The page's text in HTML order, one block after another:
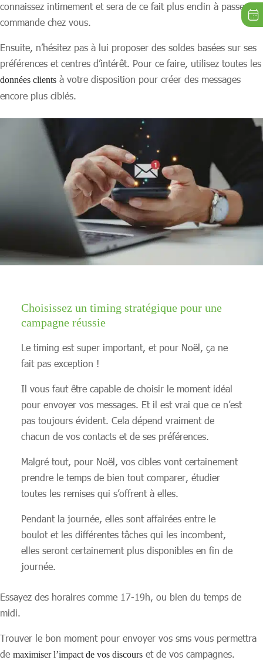
connaissez intimement et sera de ce fait plus enclin à passer
commande chez vous.
Ensuite, n’hésitez pas à lui proposer des soldes basées sur ses
préférences et centres d’intérêt. Pour ce faire, utilisez toutes les
données clients à votre disposition pour créer des messages
encore plus ciblés.
Choisissez un timing stratégique pour une
campagne réussie
Le timing est super important, et pour Noël, ça ne
fait pas exception !
Il vous faut être capable de choisir le moment idéal
pour envoyer vos messages. Et il est vrai que ce n’est
pas toujours évident. Cela dépend vraiment de
chacun de vos contacts et de ses préférences.
Malgré tout, pour Noël, vos cibles vont certainement
prendre le temps de bien tout comparer, étudier
toutes les remises qui s’offrent à elles.
Pendant la journée, elles sont affairées entre le
boulot et les différentes tâches qui les incombent,
elles seront certainement plus disponibles en fin de
journée.
Essayez des horaires comme 17-19h, ou bien du temps de
midi.
Trouver le bon moment pour envoyer vos sms vous permettra
de maximiser l’impact de vos discours et de vos campagnes.